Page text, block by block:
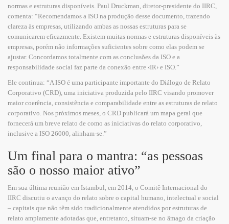
normas e estruturas disponíveis. Paul Druckman, diretor-presidente do IIRC,
comenta: “Recomendamos a ISO na produção desse documento, trazendo
clareza às empresas, utilizando ambas as nossas estruturas para se
comunicarem eficazmente. Existem muitas normas e estruturas disponíveis às
empresas, porém não informações suficientes sobre como elas podem se
ajustar. Concordamos totalmente com as conclusões da ISO e a
responsabilidade social faz parte da conexão entre ‹IR› e ISO.”
Ele continua: “A ISO é uma participante importante do Diálogo de Relato
Corporativo (CRD), uma iniciativa produzida pelo IIRC visando promover
maior coerência, consistência e comparabilidade entre as estruturas de relato
corporativo. Nos próximos meses, o CRD publicará um mapa geral que
fornecerá um breve relato de como as iniciativas do relato corporativo,
inclusive a ISO 26000, alinham-se.”
Um final para o mantra: “as pessoas
são o nosso maior ativo”
Em sua última reunião em Istambul, em 2014, o Comitê Internacional do
IIRC discutiu o avanço do relato sobre o capital humano, intelectual e social
– capitais que não têm sido tradicionalmente atendidos por estruturas de
relato amplamente adotadas que, entretanto, situam-se no âmago da criação